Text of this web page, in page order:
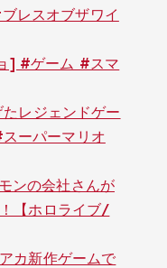
レスオブザワイ
] #ゲーム #スマ
レジェンドゲー
ーパーマリオ
ンの会社さんが
【ホロライブ/
カ新作ゲームで